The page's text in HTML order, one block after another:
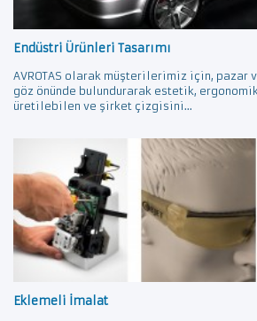
Endüstri Ürünleri Tasarımı
AVROTAS olarak müşterilerimiz için, pazar
göz önünde bulundurarak estetik,
üretilebilen ve şirket çizgisini...
Eklemeli İmalat